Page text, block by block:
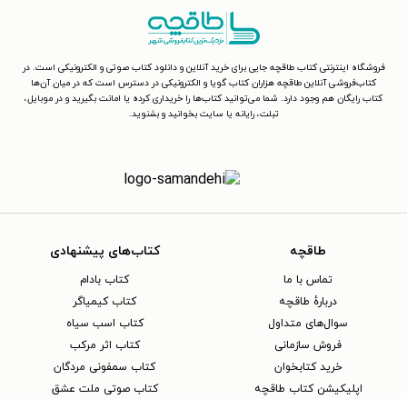
فروشگاه اینترنتی کتاب طاقچه جایی برای خرید آنلاین و دانلود کتاب صوتی و الکترونیکی است. در
کتاب‌فروشی آنلاین طاقچه هزاران کتاب گویا و الکترونیکی در دسترس است که در میان آن‌ها
کتاب رایگان هم وجود دارد. شما می‌توانید کتاب‌ها را خریداری کرده یا امانت بگیرید و در موبایل،
تبلت، رایانه یا سایت بخوانید و بشنوید.
طاقچه
تماس با ما
دربارهٔ طاقچه
سوال‌های متداول
فروش سازمانی
خرید کتابخوان
اپلیکیشن کتاب طاقچه
کتاب‌های پیشنهادی
کتاب بادام
کتاب کیمیاگر
کتاب اسب سیاه
کتاب اثر مرکب
کتاب سمفونی مردگان
کتاب صوتی ملت عشق